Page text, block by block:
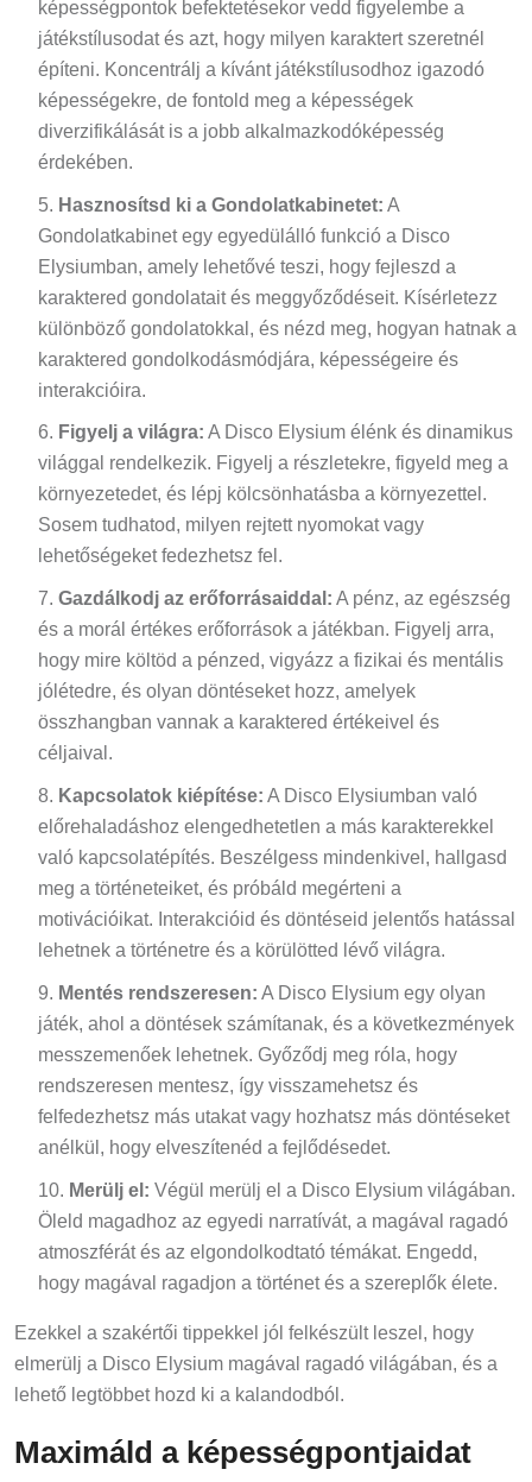
képességpontok befektetésekor vedd figyelembe a
játékstílusodat és azt, hogy milyen karaktert szeretnél
építeni. Koncentrálj a kívánt játékstílusodhoz igazodó
képességekre, de fontold meg a képességek
diverzifikálását is a jobb alkalmazkodóképesség
érdekében.
Hasznosítsd ki a Gondolatkabinetet: A
Gondolatkabinet egy egyedülálló funkció a Disco
Elysiumban, amely lehetővé teszi, hogy fejleszd a
karaktered gondolatait és meggyőződéseit. Kísérletezz
különböző gondolatokkal, és nézd meg, hogyan hatnak a
karaktered gondolkodásmódjára, képességeire és
interakcióira.
Figyelj a világra: A Disco Elysium élénk és dinamikus
világgal rendelkezik. Figyelj a részletekre, figyeld meg a
környezetedet, és lépj kölcsönhatásba a környezettel.
Sosem tudhatod, milyen rejtett nyomokat vagy
lehetőségeket fedezhetsz fel.
Gazdálkodj az erőforrásaiddal: A pénz, az egészség
és a morál értékes erőforrások a játékban. Figyelj arra,
hogy mire költöd a pénzed, vigyázz a fizikai és mentális
jólétedre, és olyan döntéseket hozz, amelyek
összhangban vannak a karaktered értékeivel és
céljaival.
Kapcsolatok kiépítése: A Disco Elysiumban való
előrehaladáshoz elengedhetetlen a más karakterekkel
való kapcsolatépítés. Beszélgess mindenkivel, hallgasd
meg a történeteiket, és próbáld megérteni a
motivációikat. Interakcióid és döntéseid jelentős hatással
lehetnek a történetre és a körülötted lévő világra.
Mentés rendszeresen: A Disco Elysium egy olyan
játék, ahol a döntések számítanak, és a következmények
messzemenőek lehetnek. Győződj meg róla, hogy
rendszeresen mentesz, így visszamehetsz és
felfedezhetsz más utakat vagy hozhatsz más döntéseket
anélkül, hogy elveszítenéd a fejlődésedet.
Merülj el: Végül merülj el a Disco Elysium világában.
Öleld magadhoz az egyedi narratívát, a magával ragadó
atmoszférát és az elgondolkodtató témákat. Engedd,
hogy magával ragadjon a történet és a szereplők élete.
Ezekkel a szakértői tippekkel jól felkészült leszel, hogy
elmerülj a Disco Elysium magával ragadó világában, és a
lehető legtöbbet hozd ki a kalandodból.
Maximáld a képességpontjaidat